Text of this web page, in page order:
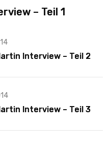
– Teil 1
Interview – Teil 2
Interview – Teil 3